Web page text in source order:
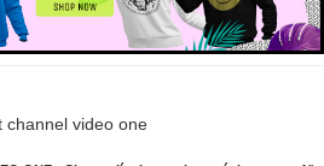
channel video one